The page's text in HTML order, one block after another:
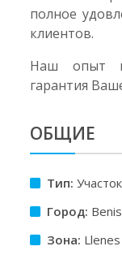
полное
клиентов.
Наш опыт и
гарантия
ОБЩИЕ
Тип: Участок
Город:
Зона: Llenes